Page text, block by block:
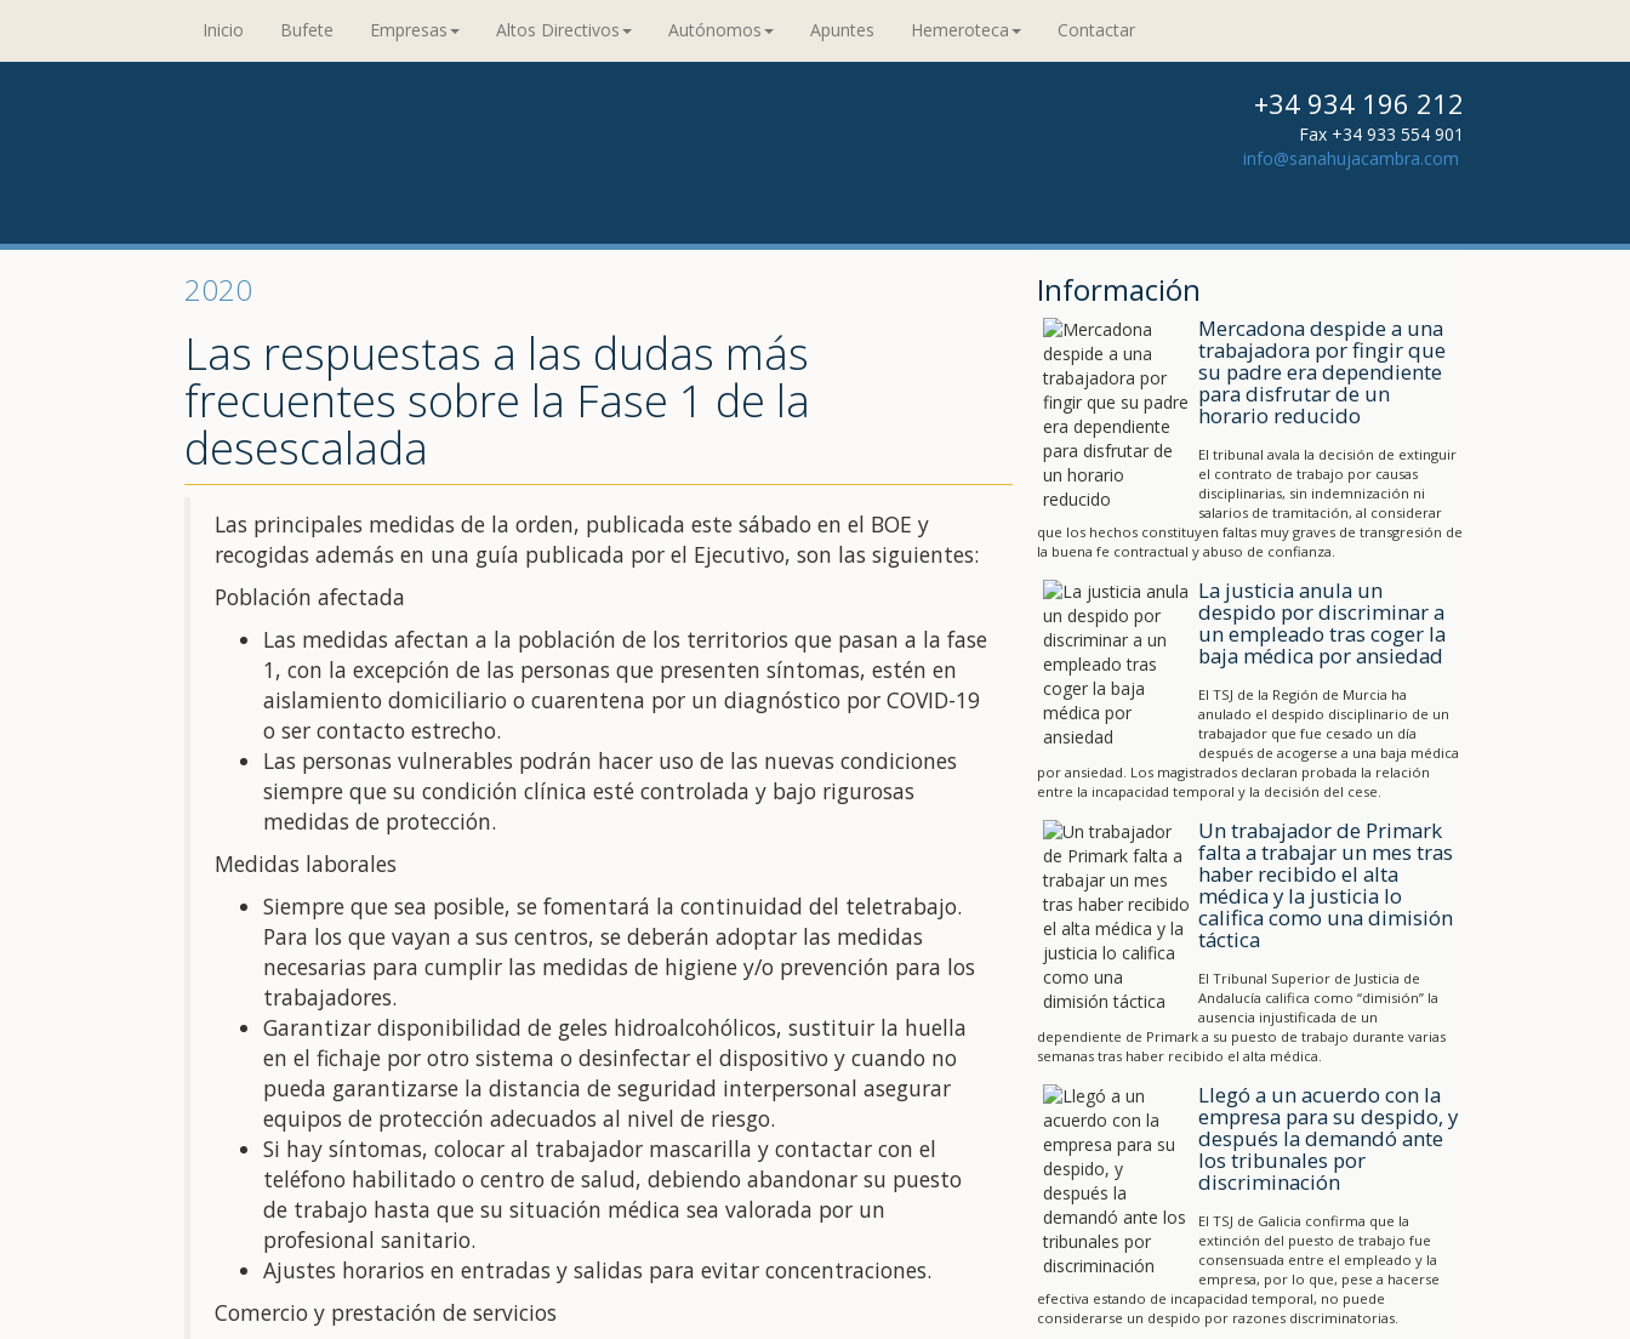
Inicio Bufete Empresas Altos Directivos Autónomos Apuntes Hemeroteca Contactar
+34 934 196 212
Fax +34 933 554 901
info@sanahujacambra.com
2020
Las respuestas a las dudas más
frecuentes sobre la Fase 1 de la
desescalada
Las principales medidas de la orden, publicada este sábado en el BOE y
recogidas además en una guía publicada por el Ejecutivo, son las siguientes:
Población afectada
Las medidas afectan a la población de los territorios que pasan a la fase
1, con la excepción de las personas que presenten síntomas, estén en
aislamiento domiciliario o cuarentena por un diagnóstico por COVID-19
o ser contacto estrecho.
Las personas vulnerables podrán hacer uso de las nuevas condiciones
siempre que su condición clínica esté controlada y bajo rigurosas
medidas de protección.
Medidas laborales
Siempre que sea posible, se fomentará la continuidad del teletrabajo.
Para los que vayan a sus centros, se deberán adoptar las medidas
necesarias para cumplir las medidas de higiene y/o prevención para los
trabajadores.
Garantizar disponibilidad de geles hidroalcohólicos, sustituir la huella
en el fichaje por otro sistema o desinfectar el dispositivo y cuando no
pueda garantizarse la distancia de seguridad interpersonal asegurar
equipos de protección adecuados al nivel de riesgo.
Si hay síntomas, colocar al trabajador mascarilla y contactar con el
teléfono habilitado o centro de salud, debiendo abandonar su puesto
de trabajo hasta que su situación médica sea valorada por un
profesional sanitario.
Ajustes horarios en entradas y salidas para evitar concentraciones.
Comercio y prestación de servicios
Información
Mercadona despide a una
trabajadora por fingir que
su padre era dependiente
para disfrutar de un
horario reducido
El tribunal avala la decisión de extinguir
el contrato de trabajo por causas
disciplinarias, sin indemnización ni
salarios de tramitación, al considerar
que los hechos constituyen faltas muy graves de transgresión de
la buena fe contractual y abuso de confianza.
La justicia anula un
despido por discriminar a
un empleado tras coger la
baja médica por ansiedad
El TSJ de la Región de Murcia ha
anulado el despido disciplinario de un
trabajador que fue cesado un día
después de acogerse a una baja médica
por ansiedad. Los magistrados declaran probada la relación
entre la incapacidad temporal y la decisión del cese.
Un trabajador de Primark
falta a trabajar un mes tras
haber recibido el alta
médica y la justicia lo
califica como una dimisión
táctica
El Tribunal Superior de Justicia de
Andalucía califica como “dimisión” la
ausencia injustificada de un
dependiente de Primark a su puesto de trabajo durante varias
semanas tras haber recibido el alta médica.
Llegó a un acuerdo con la
empresa para su despido, y
después la demandó ante
los tribunales por
discriminación
El TSJ de Galicia confirma que la
extinción del puesto de trabajo fue
consensuada entre el empleado y la
empresa, por lo que, pese a hacerse
efectiva estando de incapacidad temporal, no puede
considerarse un despido por razones discriminatorias.